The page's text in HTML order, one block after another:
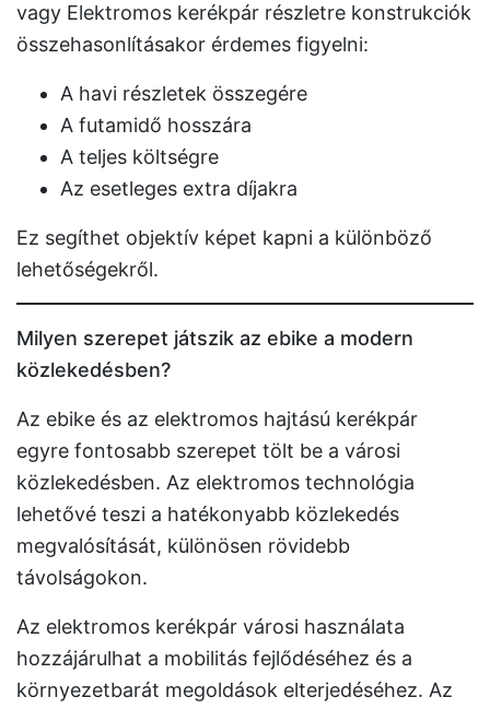
vagy Elektromos kerékpár részletre konstrukciók
összehasonlításakor érdemes figyelni:
A havi részletek összegére
A futamidő hosszára
A teljes költségre
Az esetleges extra díjakra
Ez segíthet objektív képet kapni a különböző
lehetőségekről.
Milyen szerepet játszik az ebike a modern
közlekedésben?
Az ebike és az elektromos hajtású kerékpár
egyre fontosabb szerepet tölt be a városi
közlekedésben. Az elektromos technológia
lehetővé teszi a hatékonyabb közlekedés
megvalósítását, különösen rövidebb
távolságokon.
Az elektromos kerékpár városi használata
hozzájárulhat a mobilitás fejlődéséhez és a
környezetbarát megoldások elterjedéséhez. Az